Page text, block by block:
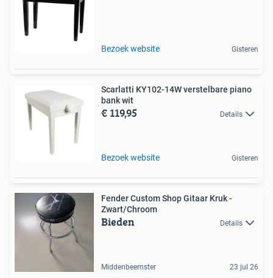
Bezoek website Gisteren
Scarlatti KY102-14W verstelbare piano
bank wit
€ 119,95 Details
Bezoek website Gisteren
Fender Custom Shop Gitaar Kruk -
Zwart/Chroom
Bieden Details
Middenbeemster 23 jul 26